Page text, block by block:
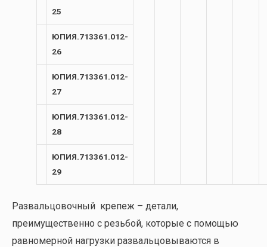
25
ЮПИЯ.713361.012-
26
ЮПИЯ.713361.012-
27
ЮПИЯ.713361.012-
28
ЮПИЯ.713361.012-
29
Развальцовочный крепеж – детали,
преимущественно с резьбой, которые с помощью
равномерной нагрузки развальцовываются в